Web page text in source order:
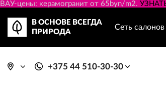
ВАУ-цены: керамогранит от 65byn/m2.
В ОСНОВЕ ВСЕГДА
ПРИРОДА
Сеть
+375 44 510-30-30